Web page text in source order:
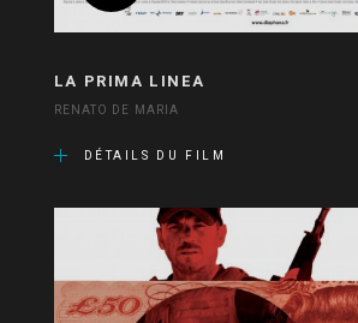
LA PRIMA LINEA
RENATO DE MARIA
DÉTAILS DU FILM